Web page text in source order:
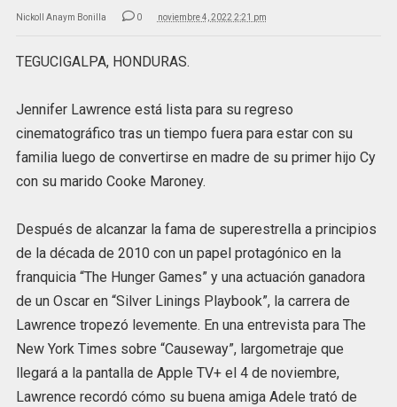
Nickoll Anaym Bonilla 0 noviembre 4, 2022 2:21 pm
TEGUCIGALPA, HONDURAS.
Jennifer Lawrence está lista para su regreso
cinematográfico tras un tiempo fuera para estar con su
familia luego de convertirse en madre de su primer hijo Cy
con su marido Cooke Maroney.
Después de alcanzar la fama de superestrella a principios
de la década de 2010 con un papel protagónico en la
franquicia “The Hunger Games” y una actuación ganadora
de un Oscar en “Silver Linings Playbook”, la carrera de
Lawrence tropezó levemente. En una entrevista para The
New York Times sobre “Causeway”, largometraje que
llegará a la pantalla de Apple TV+ el 4 de noviembre,
Lawrence recordó cómo su buena amiga Adele trató de